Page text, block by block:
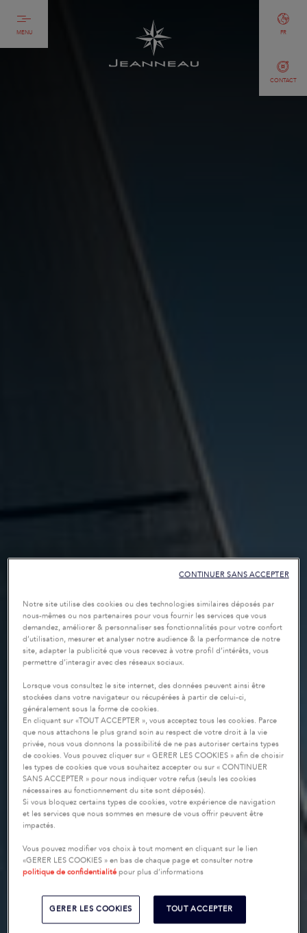
MENU
CONTACT
FR
Notre site utilise des cookies ou des technologies similaires déposés par
nous-mêmes ou nos partenaires pour vous fournir les services que vous
demandez, améliorer & personnaliser ses fonctionnalités pour votre confort
d’utilisation, mesurer et analyser notre audience & la performance de notre
site, adapter la publicité que vous recevez à votre profil d’intérêts, vous
permettre d’interagir avec des réseaux sociaux.
Lorsque vous consultez le site internet, des données peuvent ainsi être
stockées dans votre navigateur ou récupérées à partir de celui-ci,
généralement sous la forme de cookies.
En cliquant sur «TOUT ACCEPTER », vous acceptez tous les cookies. Parce
que nous attachons le plus grand soin au respect de votre droit à la vie
privée, nous vous donnons la possibilité de ne pas autoriser certains types
de cookies. Vous pouvez cliquer sur « GERER LES COOKIES » afin de choisir
les types de cookies que vous souhaitez accepter ou sur « CONTINUER
SANS ACCEPTER » pour nous indiquer votre refus (seuls les cookies
nécessaires au fonctionnement du site sont déposés).
Si vous bloquez certains types de cookies, votre expérience de navigation
et les services que nous sommes en mesure de vous offrir peuvent être
impactés.
Vous pouvez modifier vos choix à tout moment en cliquant sur le lien
«GERER LES COOKIES » en bas de chaque page et consulter notre
politique de confidentialité pour plus d’informations
GERER LES COOKIES TOUT ACCEPTER
CONTINUER SANS ACCEPTER